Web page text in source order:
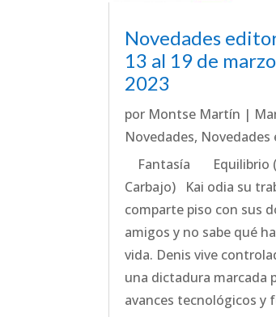
Novedades
13 al 19 de
2023
por Montse Martín |
Novedades, Novedades
Fantasía Equilibrio
Carbajo) Kai odia su
comparte piso con sus
amigos y no sabe qué
vida. Denis vive
una dictadura marcada
avances tecnológicos y